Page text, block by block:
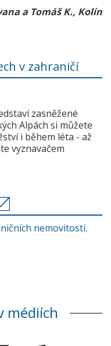
a Tomáš K., Kolín
v zahraničí
zasněžené
Alpách si můžete
i během léta - až
vyznavačem
nemovitostí.
médiích